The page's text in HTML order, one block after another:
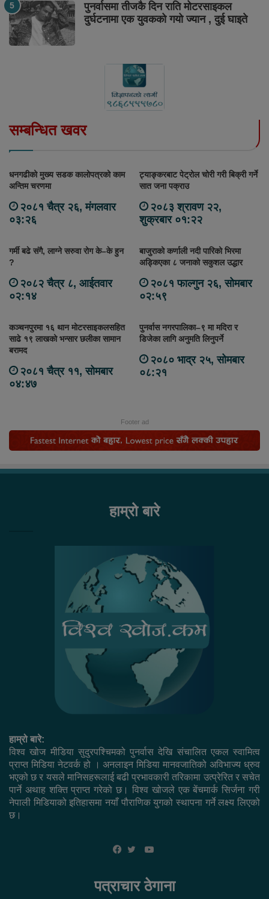
पुनर्वासमा तीजकै दिन राति मोटरसाइकल
दुर्घटनामा एक युवकको गयो ज्यान , दुई घाइते
सम्बन्धित खवर
धनगढीको मुख्य सडक कालोपत्रको काम
अन्तिम चरणमा
२०८१ चैत्र २६, मंगलवार
०३:२६
ट्याङ्करबाट पेट्रोल चोरी गरी बिक्री गर्ने
सात जना पक्राउ
२०८३ श्रावण २२,
शुक्रबार ०१:२२
गर्मी बढे संगै, लाग्ने सरुवा रोग के–के हुन
?
२०८२ चैत्र ८, आईतवार
०२:१४
बाजुराको कर्णाली नदी पारिको भिरमा
अड्किएका ८ जनाको सकुशल उद्धार
२०८१ फाल्गुन २६, सोमबार
०२:५९
कञ्चनपुरमा १६ थान मोटरसाइकलसहित
साढे १९ लाखको भन्सार छलीका सामान
बरामद
२०८१ चैत्र ११, सोमबार
०४:४७
पुनर्वास नगरपालिका–९ मा मदिरा र
डिजेका लागि अनुमति लिनुपर्ने
२०८० भाद्र २५, सोमबार
०८:२१
Footer ad
हाम्रो बारे
हाम्रो बारे:
विश्व खोज मीडिया सुदुरपश्चिमको पुनर्वास देखि संचालित एकल स्वामित्व
प्राप्त मिडिया नेटवर्क हो । अनलाइन मिडिया मानवजातिको अविभाज्य ध्रुव
भएको छ र यसले मानिसहरूलाई बढी प्रभावकारी तरिकामा उत्प्रेरित र सचेत
पार्ने अथाह शक्ति प्राप्त गरेको छ। विश्व खोजले एक बेंचमार्क सिर्जना गरी
नेपाली मिडियाको इतिहासमा नयाँ पौराणिक युगको स्थापना गर्ने लक्ष्य लिएको
छ।
YouTube
पत्राचार ठेगाना